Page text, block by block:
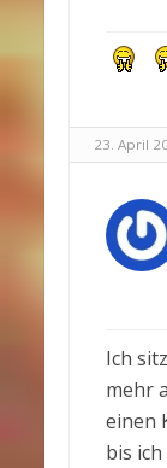
23. April
Ich
mehr
einen
bis